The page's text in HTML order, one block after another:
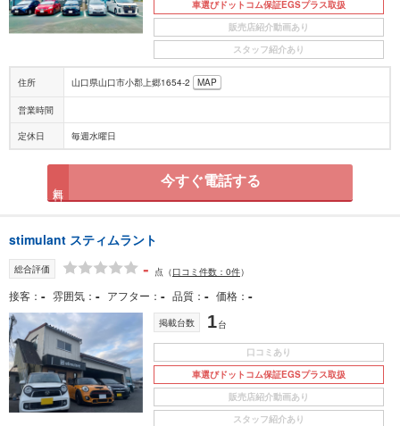
車選びドットコム保証EGSプラス取扱
販売店紹介動画あり
スタッフ紹介あり
住所 山口県山口市小郡上郷1654-2 MAP
営業時間
定休日 毎週水曜日
今すぐ電話する
stimulant スティムラント
総合評価 - 点 （口コミ件数：0件）
接客 - 雰囲気 - アフター - 品質 - 価格 -
掲載台数 1台
口コミあり
車選びドットコム保証EGSプラス取扱
販売店紹介動画あり
スタッフ紹介あり